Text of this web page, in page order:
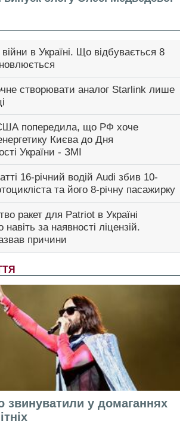
в Україні. Що відбувається 8
створювати аналог Starlink лише
попередила, що РФ хоче
Києва до Дня
України - ЗМІ
16-річний водій Audi збив 10-
та його 8-річну пасажирку
ракет для Patriot в Україні
за наявності ліцензій.
причини
звинуватили у домаганнях